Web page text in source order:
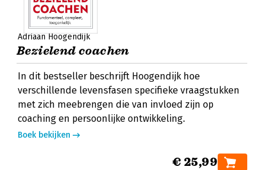
Adriaan Hoogendijk
Bezielend coachen
In dit bestseller beschrijft Hoogendijk hoe
verschillende levensfasen specifieke vraagstukken
met zich meebrengen die van invloed zijn op
coaching en persoonlijke ontwikkeling.
Boek bekijken
€ 25,99